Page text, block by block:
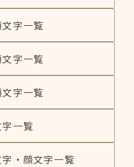
字一覧
字一覧
字一覧
一覧
・顔文字一覧